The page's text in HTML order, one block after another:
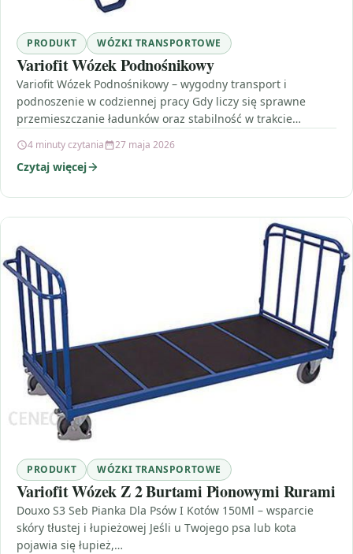
PRODUKT WÓZKI TRANSPORTOWE
Variofit Wózek Podnośnikowy
Variofit Wózek Podnośnikowy – wygodny transport i
podnoszenie w codziennej pracy Gdy liczy się sprawne
przemieszczanie ładunków oraz stabilność w trakcie
4 minuty czytania 27 maja 2026
Czytaj więcej
PRODUKT WÓZKI TRANSPORTOWE
Variofit Wózek Z 2 Burtami Pionowymi Rurami
Douxo S3 Seb Pianka Dla Psów I Kotów 150Ml – wsparcie
skóry tłustej i łupieżowej Jeśli u Twojego psa lub kota
pojawia się łupież,…